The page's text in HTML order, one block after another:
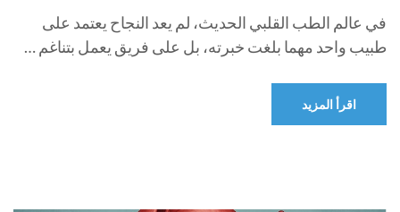
في عالم الطب القلبي الحديث، لم يعد النجاح يعتمد على
طبيب واحد مهما بلغت خبرته، بل على فريق يعمل بتناغم …
اقرأ المزيد